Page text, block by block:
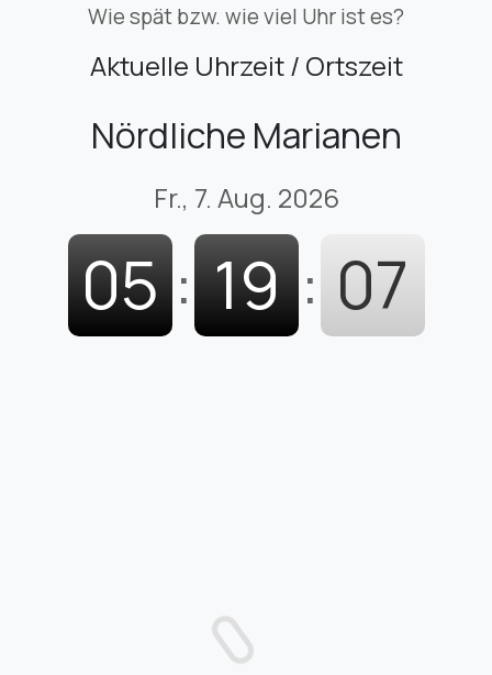
Wie spät bzw. wie viel Uhr ist es?
Aktuelle Uhrzeit / Ortszeit
Nördliche Marianen
Fr., 7. Aug. 2026
05 : 19 : 08